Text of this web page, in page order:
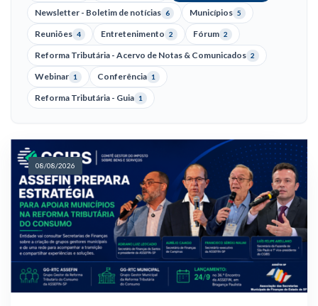
Newsletter - Boletim de notícias 6 Municípios 5
Reuniões 4 Entretenimento 2 Fórum 2
Reforma Tributária - Acervo de Notas & Comunicados 2
Webinar 1 Conferência 1
Reforma Tributária - Guia 1
08/08/2026